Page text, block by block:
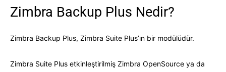
Zimbra Backup Plus Nedir?
Zimbra Backup Plus, Zimbra Suite Plus’ın bir modülüdür.
Zimbra Suite Plus etkinleştirilmiş Zimbra OpenSource ya da